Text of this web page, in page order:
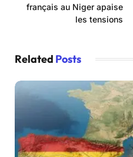
français au Niger apaise
les tensions
Related Posts